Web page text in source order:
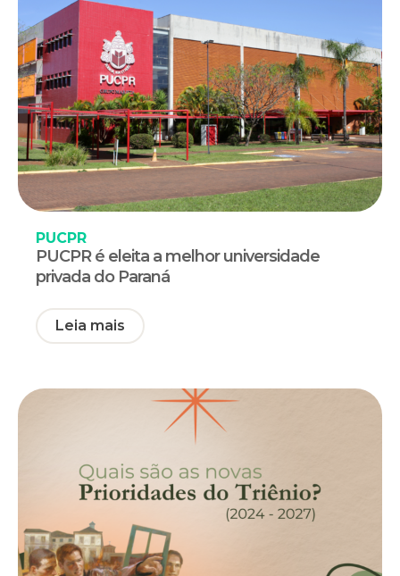
PUCPR
PUCPR é eleita a melhor universidade
privada do Paraná
Leia mais